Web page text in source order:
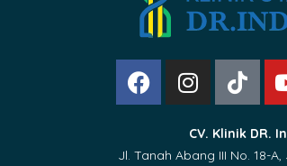
CV. Klinik DR.
Jl. Tanah Abang III No. 18-